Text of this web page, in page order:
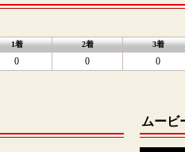
1着 2着 3着
0 0 0
ムービ